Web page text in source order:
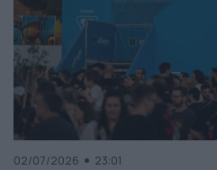
02/07/2026 23:01